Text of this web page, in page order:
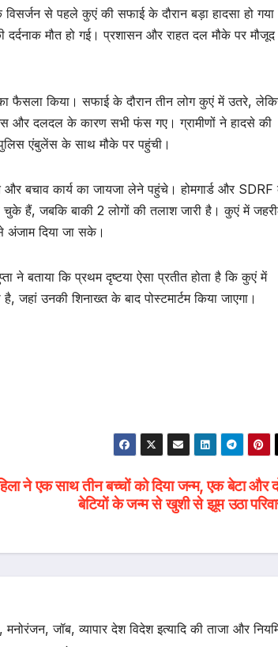
से पहले कुएं की सफाई के दौरान बड़ा हादसा हो
मौत हो गई। प्रशासन और राहत दल मौके पर मौजूद
फैसला किया। सफाई के दौरान तीन लोग कुएं में उतरे,
और दलदल के कारण सभी फंस गए। ग्रामीणों ने हादसे की
पुलिस एंबुलेंस के साथ मौके पर पहुंची।
बचाव कार्य का जायजा लेने पहुंचे। होमगार्ड और SDRF
हैं, जबकि बाकी 2 लोगों की तलाश जारी है। कुएं में
अंजाम दिया जा सके।
बताया कि प्रथम दृष्टया ऐसा प्रतीत होता है कि कुएं में
उनकी शिनाख्त के बाद पोस्टमार्टम किया जाएगा।
ने एक साथ तीन बच्चों को दिया जन्म, एक बेटा और
बेटियों के जन्म से खुशी से झूम उठा
जॉब, व्यापार देश विदेश इत्यादि की ताजा और